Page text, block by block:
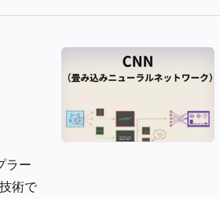
ラー
術で